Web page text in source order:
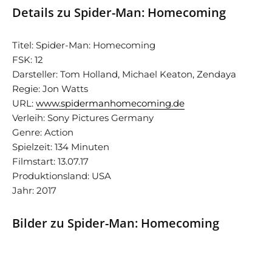
Details zu Spider-Man: Homecoming
Titel: Spider-Man: Homecoming
FSK: 12
Darsteller: Tom Holland, Michael Keaton, Zendaya
Regie: Jon Watts
URL: www.spidermanhomecoming.de
Verleih: Sony Pictures Germany
Genre: Action
Spielzeit: 134 Minuten
Filmstart: 13.07.17
Produktionsland: USA
Jahr: 2017
Bilder zu Spider-Man: Homecoming